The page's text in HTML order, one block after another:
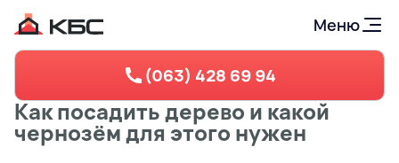
Меню
(063) 428 69 94
Как посадить дерево и какой
чернозём для этого нужен